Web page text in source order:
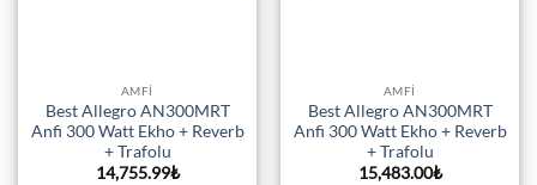
AMFI
Best Allegro AN300MRT
Anfi 300 Watt Ekho + Reverb
+ Trafolu
14,755.99₺
AMFI
Best Allegro AN300MRT
Anfi 300 Watt Ekho + Reverb
+ Trafolu
15,483.00₺